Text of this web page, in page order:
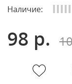
Наличие:
98 р.